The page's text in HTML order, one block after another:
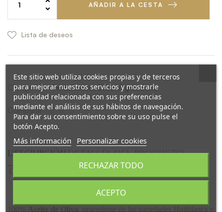
AÑADIR A LA CESTA
Lista de deseos
Categorías: InicioAceitesOliva Virgen Extra
Compartir
DESCRIPCIÓNDETALLES DEL PRODUCTO
Este sitio web utiliza cookies propias y de terceros
para mejorar nuestros servicios y mostrarle
publicidad relacionada con sus preferencias
mediante el análisis de sus hábitos de navegación.
Para dar su consentimiento sobre su uso pulse el
botón Acepto.
Más información Personalizar cookies
RECHAZAR TODO
ACEPTO